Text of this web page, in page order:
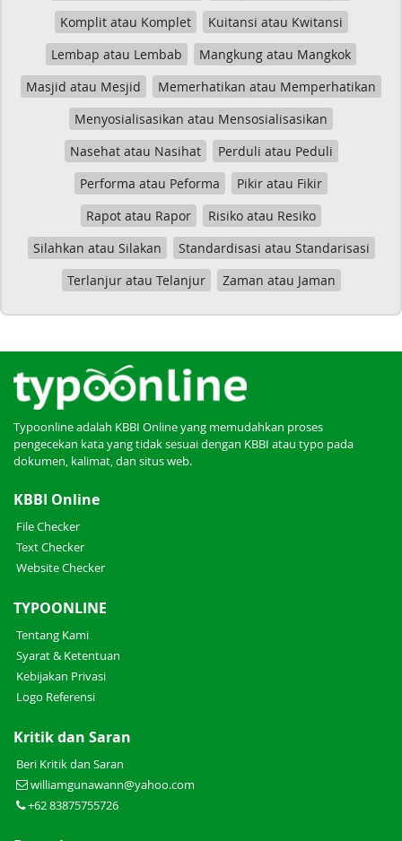
Komplit atau Komplet
Kuitansi atau Kwitansi
Lembap atau Lembab
Mangkung atau Mangkok
Masjid atau Mesjid
Memerhatikan atau Memperhatikan
Menyosialisasikan atau Mensosialisasikan
Nasehat atau Nasihat
Perduli atau Peduli
Performa atau Peforma
Pikir atau Fikir
Rapot atau Rapor
Risiko atau Resiko
Silahkan atau Silakan
Standardisasi atau Standarisasi
Terlanjur atau Telanjur
Zaman atau Jaman
Typoonline adalah KBBI Online yang memudahkan proses
pengecekan kata yang tidak sesuai dengan KBBI atau typo pada
dokumen, kalimat, dan situs web.
KBBI Online
File Checker
Text Checker
Website Checker
TYPOONLINE
Tentang Kami
Syarat & Ketentuan
Kebijakan Privasi
Logo Referensi
Kritik dan Saran
Beri Kritik dan Saran
williamgunawann@yahoo.com
+62 83875755726